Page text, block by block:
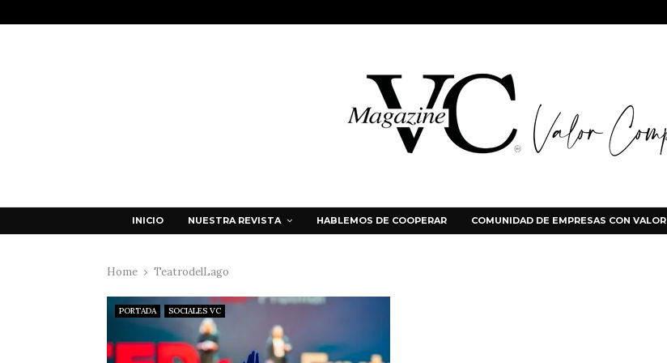
INICIO NUESTRA REVISTA HABLEMOS DE COOPERAR COMUNIDAD DE EMPRESAS CON VALOR
Home TeatrodelLago
PORTADA SOCIALES VC